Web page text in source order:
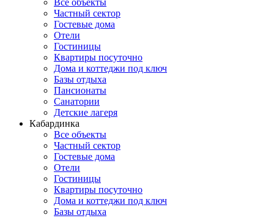
Все объекты
Частный сектор
Гостевые дома
Отели
Гостиницы
Квартиры посуточно
Дома и коттеджи под ключ
Базы отдыха
Пансионаты
Санатории
Детские лагеря
Кабардинка
Все объекты
Частный сектор
Гостевые дома
Отели
Гостиницы
Квартиры посуточно
Дома и коттеджи под ключ
Базы отдыха